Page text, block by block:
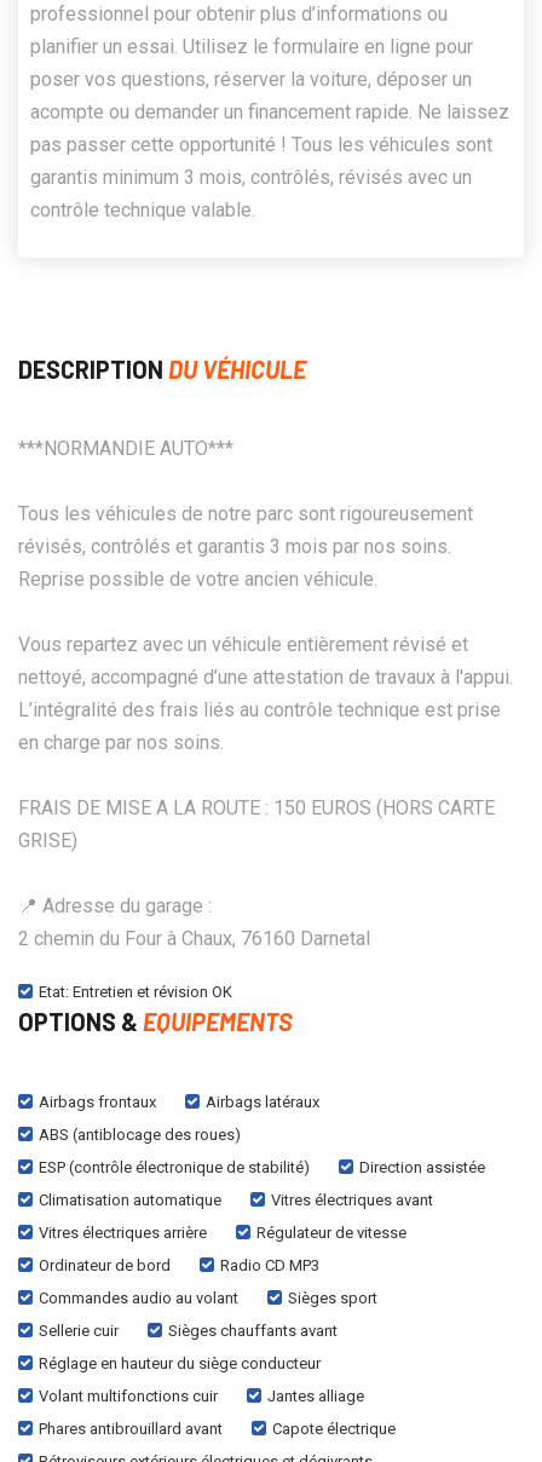
professionnel pour obtenir plus d’informations ou
planifier un essai. Utilisez le formulaire en ligne pour
poser vos questions, réserver la voiture, déposer un
acompte ou demander un financement rapide. Ne laissez
pas passer cette opportunité ! Tous les véhicules sont
garantis minimum 3 mois, contrôlés, révisés avec un
contrôle technique valable.
DESCRIPTION DU VÉHICULE
***NORMANDIE AUTO***
Tous les véhicules de notre parc sont rigoureusement
révisés, contrôlés et garantis 3 mois par nos soins.
Reprise possible de votre ancien véhicule.
Vous repartez avec un véhicule entièrement révisé et
nettoyé, accompagné d’une attestation de travaux à l'appui.
L’intégralité des frais liés au contrôle technique est prise
en charge par nos soins.
FRAIS DE MISE A LA ROUTE : 150 EUROS (HORS CARTE
GRISE)
📍 Adresse du garage :
2 chemin du Four à Chaux, 76160 Darnetal
Etat: Entretien et révision OK
OPTIONS & EQUIPEMENTS
Airbags frontaux
Airbags latéraux
ABS (antiblocage des roues)
ESP (contrôle électronique de stabilité)
Direction assistée
Climatisation automatique
Vitres électriques avant
Vitres électriques arrière
Régulateur de vitesse
Ordinateur de bord
Radio CD MP3
Commandes audio au volant
Sièges sport
Sellerie cuir
Sièges chauffants avant
Réglage en hauteur du siège conducteur
Volant multifonctions cuir
Jantes alliage
Phares antibrouillard avant
Capote électrique